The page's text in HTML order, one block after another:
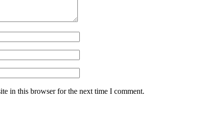
in this browser for the next time I comment.